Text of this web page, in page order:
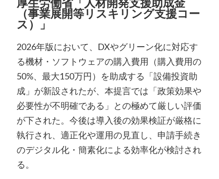
厚生労働省「人材開発支援助成金
（事業展開等リスキリング支援コー
ス）」
2026年版において、DXやグリーン化に対応す
る機材・ソフトウェアの購入費用（購入費用の
50%、最大150万円）を助成する「設備投資助
成」が新設されたが、本提言では「政策効果や
必要性が不明確である」との極めて厳しい評価
が下された。今後は導入後の効果検証が厳格に
執行され、適正化や運用の見直し、申請手続き
のデジタル化・簡素化による効率化が検討され
る。